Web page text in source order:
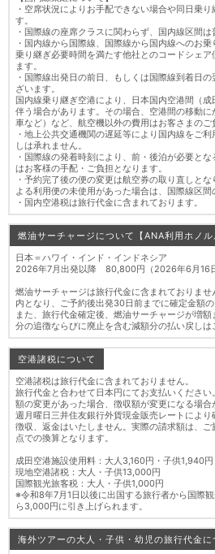
・空席状況によりお手配できない場合や同日乗
す。
・国際線の座席クラスに関わらず、国内線区間は
・国内線から国際線、国際線から国内線へのお
乗り継ぎ必要時間を満たす他社とのコードシェ
ます。
・国際線出発日の前日、もしくは国際線到着日
ざいます。
国内線乗り継ぎ空港により、日本国内空港間（
伴う場合があります。その場合、空港間の移動
車など）など、航空機以外の費用はお客さまのご
・地上公共交通機関の遅延等により国内線をご
しは承れません。
・国際線の発着時刻により、前・後泊が必要と
はお客様の手配・ご負担となります。
・予約完了後の便の変更は航空券の取り直しと
よる利用便の未使用があった場合は、国際線区間
・国内空港税は旅行代金に含まれております。
燃油サーチャージについて【ANA利用ホノル
日本＝ハワイ・インド・インドネシア
2026年7月出発以降 80,800円（2026年6月16日
燃油サーチャージは旅行代金に含まれておりま
内となり、ご予約後出発30日前までに確定金額の
また、旅行代金確定後、燃油サーチャージが増
分の追徴ならびに廃止を含む減額分の払い戻しは
空港諸税について
空港諸税は旅行代金に含まれておりません。
旅行代金と合わせて日本円にてお支払いくださ
額の変更があった場合、徴収額が変更になる場
週月曜日三井住友銀行外貨現金販売レートによ
徴収、返金はいたしません。実際の請求額は、
点での換算となります。
成田空港施設使用料：大人3,160円・子供1,940円
現地空港諸税：大人・子供13,000円
国際観光旅客税：大人・子供1,000円
※令和8年7月1日以後に出国する旅行者から国際
ら3,000円に引き上げられます。
海外ツアーの大人・子供・幼児の旅行代金に